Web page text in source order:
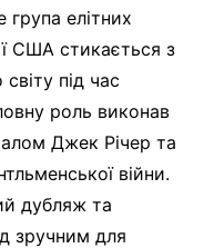
елітних
США стикається з
під час
роль виконав
Джек Річер та
війни.
дубляж та
зручним для